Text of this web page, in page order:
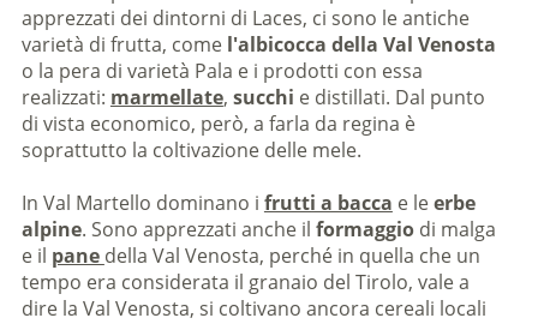
apprezzati dei dintorni di Laces, ci sono le antiche
varietà di frutta, come l'albicocca della Val Venosta
o la pera di varietà Pala e i prodotti con essa
realizzati: marmellate, succhi e distillati. Dal punto
di vista economico, però, a farla da regina è
soprattutto la coltivazione delle mele.
In Val Martello dominano i frutti a bacca e leerbe
alpine. Sono apprezzati anche il formaggio di malga
e il pane della Val Venosta, perché in quella che un
tempo era considerata il granaio del Tirolo, vale a
dire la Val Venosta, si coltivano ancora cereali locali